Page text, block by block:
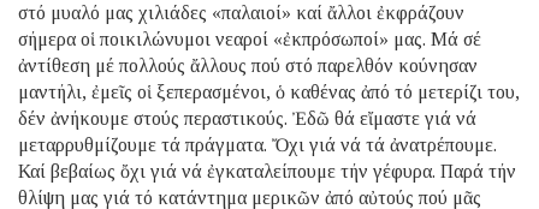
στό μυαλό μας χιλιάδες «παλαιοί» καί ἄλλοι ἐκφράζουν
σήμερα οἱ ποικιλώνυμοι νεαροί «ἐκπρόσωποί» μας. Μά σέ
ἀντίθεση μέ πολλούς ἄλλους πού στό παρελθόν κούνησαν
μαντήλι, ἐμεῖς οἱ ξεπερασμένοι, ὁ καθένας ἀπό τό μετερίζι του,
δέν ἀνήκουμε στούς περαστικούς. Ἐδῶ θά εἴμαστε γιά νά
μεταρρυθμίζουμε τά πράγματα. Ὄχι γιά νά τά ἀνατρέπουμε.
Καί βεβαίως ὄχι γιά νά ἐγκαταλείπουμε τήν γέφυρα. Παρά τήν
θλίψη μας γιά τό κατάντημα μερικῶν ἀπό αὐτούς πού μᾶς